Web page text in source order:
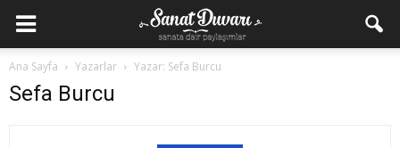
Ana Sayfa Yazarlar Yazar: Sefa Burcu
Sefa Burcu